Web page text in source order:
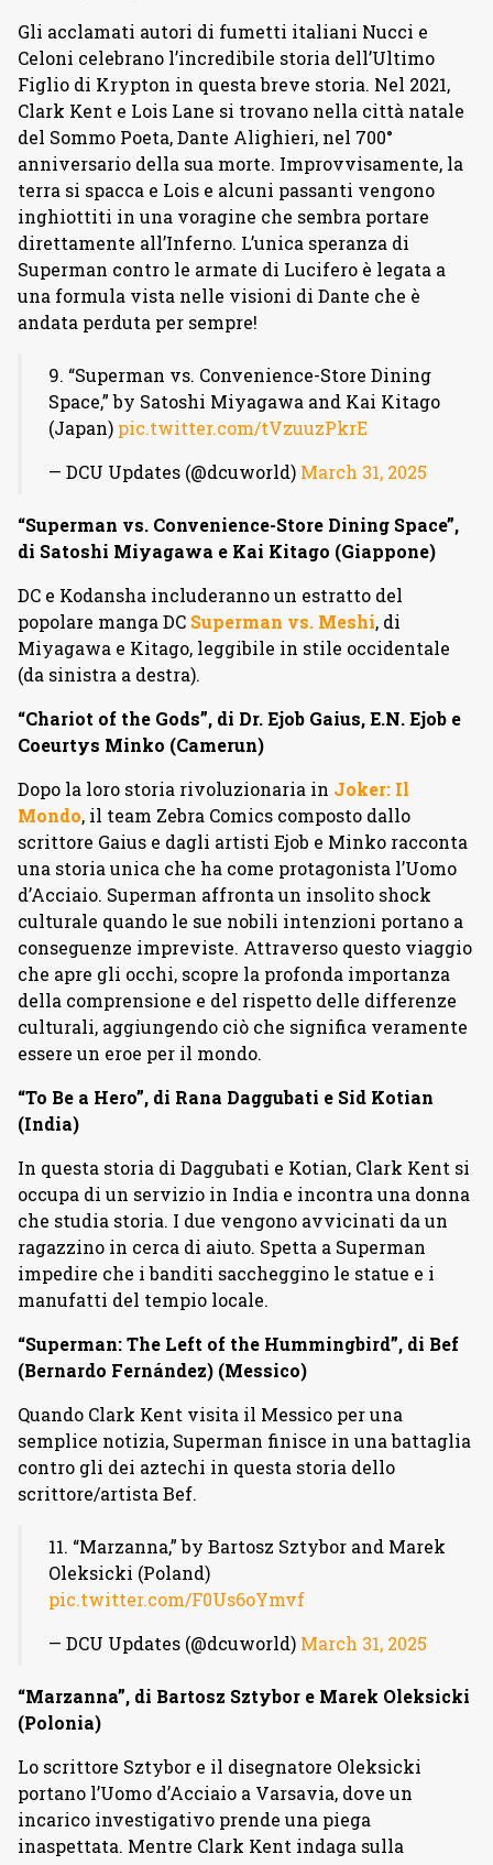
Gli acclamati autori di fumetti italiani Nucci e
Celoni celebrano l’incredibile storia dell’Ultimo
Figlio di Krypton in questa breve storia. Nel 2021,
Clark Kent e Lois Lane si trovano nella città natale
del Sommo Poeta, Dante Alighieri, nel 700°
anniversario della sua morte. Improvvisamente, la
terra si spacca e Lois e alcuni passanti vengono
inghiottiti in una voragine che sembra portare
direttamente all’Inferno. L’unica speranza di
Superman contro le armate di Lucifero è legata a
una formula vista nelle visioni di Dante che è
andata perduta per sempre!
9. “Superman vs. Convenience-Store Dining
Space,” by Satoshi Miyagawa and Kai Kitago
(Japan) pic.twitter.com/tVzuuzPkrE
— DCU Updates (@dcuworld) March 31, 2025
“Superman vs. Convenience-Store Dining Space”,
di Satoshi Miyagawa e Kai Kitago (Giappone)
DC e Kodansha includeranno un estratto del
popolare manga DC Superman vs. Meshi, di
Miyagawa e Kitago, leggibile in stile occidentale
(da sinistra a destra).
“Chariot of the Gods”, di Dr. Ejob Gaius, E.N. Ejob e
Coeurtys Minko (Camerun)
Dopo la loro storia rivoluzionaria in Joker: Il
Mondo, il team Zebra Comics composto dallo
scrittore Gaius e dagli artisti Ejob e Minko racconta
una storia unica che ha come protagonista l’Uomo
d’Acciaio. Superman affronta un insolito shock
culturale quando le sue nobili intenzioni portano a
conseguenze impreviste. Attraverso questo viaggio
che apre gli occhi, scopre la profonda importanza
della comprensione e del rispetto delle differenze
culturali, aggiungendo ciò che significa veramente
essere un eroe per il mondo.
“To Be a Hero”, di Rana Daggubati e Sid Kotian
(India)
In questa storia di Daggubati e Kotian, Clark Kent si
occupa di un servizio in India e incontra una donna
che studia storia. I due vengono avvicinati da un
ragazzino in cerca di aiuto. Spetta a Superman
impedire che i banditi saccheggino le statue e i
manufatti del tempio locale.
“Superman: The Left of the Hummingbird”, di Bef
(Bernardo Fernández) (Messico)
Quando Clark Kent visita il Messico per una
semplice notizia, Superman finisce in una battaglia
contro gli dei aztechi in questa storia dello
scrittore/artista Bef.
11. “Marzanna,” by Bartosz Sztybor and Marek
Oleksicki (Poland)
pic.twitter.com/F0Us6oYmvf
— DCU Updates (@dcuworld) March 31, 2025
“Marzanna”, di Bartosz Sztybor e Marek Oleksicki
(Polonia)
Lo scrittore Sztybor e il disegnatore Oleksicki
portano l’Uomo d’Acciaio a Varsavia, dove un
incarico investigativo prende una piega
inaspettata. Mentre Clark Kent indaga sulla